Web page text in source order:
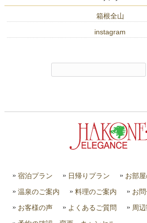
箱根全山
instagram
索:
宿泊プラン 日帰りプラン お部
温泉のご案内 料理のご案内 お
お客様の声 よくあるご質問 周